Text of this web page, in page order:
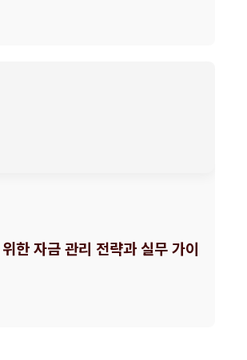
한 자금 관리 전략과 실무 가이